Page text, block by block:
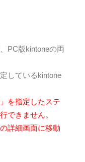
PC版kintoneの両
しているkintone
を指定したステ
できません。
詳細画面に移動